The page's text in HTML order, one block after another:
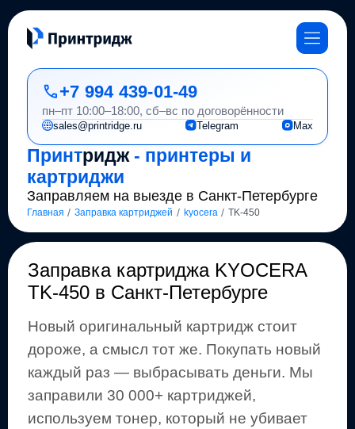
Принтридж- принтеры и
картриджи
Заправляем на выезде в Санкт-Петербурге
Главная / Заправка картриджей / kyocera / TK-450
+7 994 439-01-49
пн–пт 10:00–18:00, сб–вс по договорённости
sales@printridge.ru Telegram Max
Заправка картриджа KYOCERA
TK-450в Санкт-Петербурге
Новый оригинальный картридж стоит
дороже, а смысл тот же. Покупать новый
каждый раз — выбрасывать деньги. Мы
заправили 30 000+ картриджей,
используем тонер, который не убивает